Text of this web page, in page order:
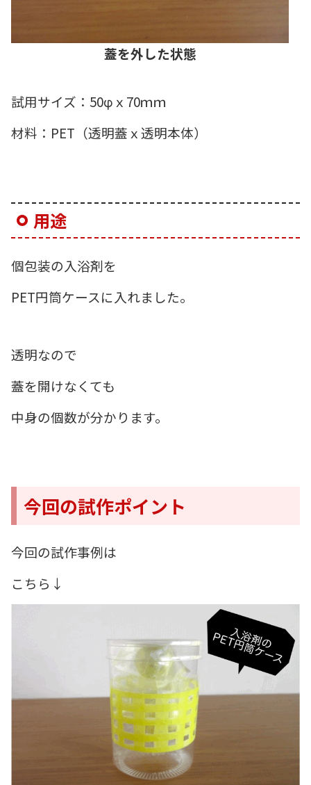
蓋を外した状態
試用サイズ：50φｘ70ｍｍ
材料：PET（透明蓋ｘ透明本体）
用途
個包装の入浴剤を
PET円筒ケースに入れました。
透明なので
蓋を開けなくても
中身の個数が分かります。
今回の試作ポイント
今回の試作事例は
こちら↓